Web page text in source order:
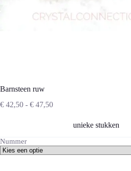
Barnsteen ruw
€ 42,50 - € 47,50Prijsklasse:
€ 47,50
unieke stukken
Nummer